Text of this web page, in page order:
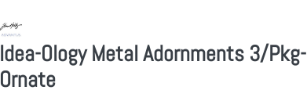
Idea-Ology Metal Adornments 3/Pkg-
Ornate